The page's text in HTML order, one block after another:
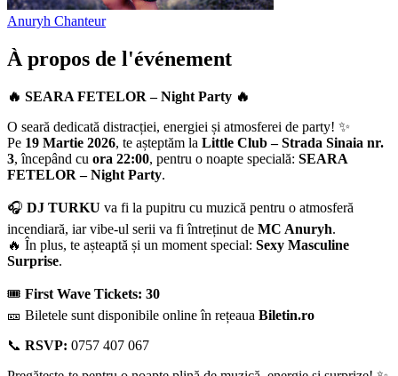
Anuryh Chanteur
À propos de l'événement
🔥 SEARA FETELOR – Night Party 🔥
O seară dedicată distracției, energiei și atmosferei de party! ✨
Pe 19 Martie 2026, te așteptăm la Little Club – Strada Sinaia nr.
3, începând cu ora 22:00, pentru o noapte specială: SEARA
FETELOR – Night Party.
🎧 DJ TURKU va fi la pupitru cu muzică pentru o atmosferă
incendiară, iar vibe-ul serii va fi întreținut de MC Anuryh.
🔥 În plus, te așteaptă și un moment special: Sexy Masculine
Surprise.
🎟 First Wave Tickets: 30
🎫 Biletele sunt disponibile online în rețeaua Biletin.ro
📞 RSVP: 0757 407 067